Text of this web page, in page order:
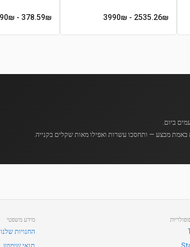
2535.26₪
- 3990₪
378.59₪
- 699.90₪
מבצע — ותחסכו עשרות ואפילו מאות שקלים בקנייה.
מידע משפטי
החנויות שלנו